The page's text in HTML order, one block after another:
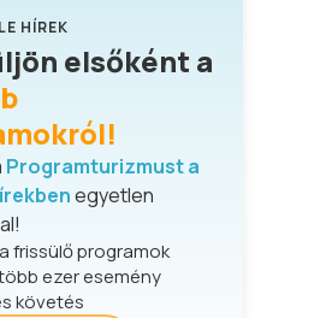
HÍREK
elsőként a
Programturizmust a
egyetlen
frissülő programok
ezer esemény
követés